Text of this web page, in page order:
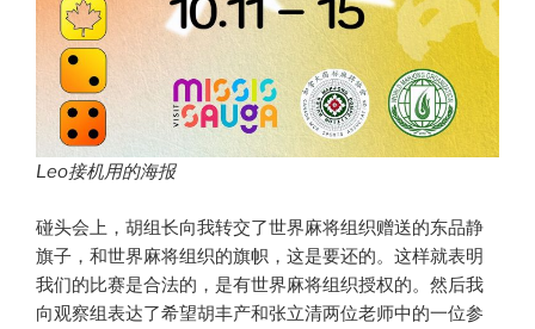
Leo接机用的海报
碰头会上，胡组长向我转交了世界麻将组织赠送的东品静
旗子，和世界麻将组织的旗帜，这是要还的。这样就表明
我们的比赛是合法的，是有世界麻将组织授权的。然后我
向观察组表达了希望胡丰产和张立清两位老师中的一位参